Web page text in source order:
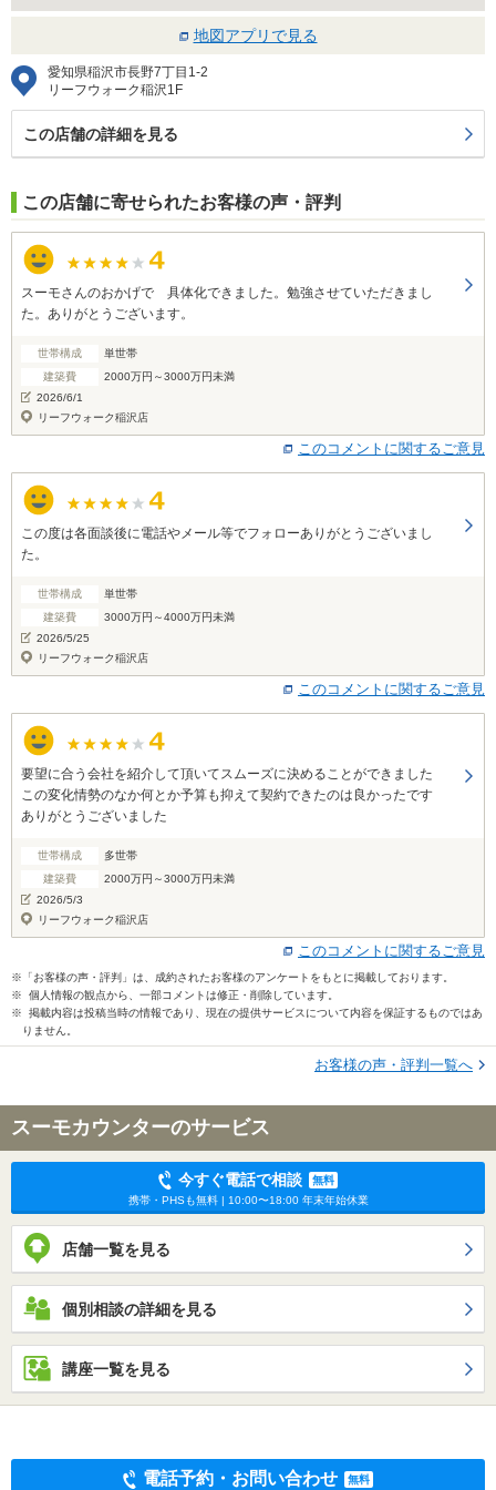
地図アプリで見る
愛知県稲沢市長野7丁目1-2
リーフウォーク稲沢1F
この店舗の詳細を見る
この店舗に寄せられたお客様の声・評判
スーモさんのおかげで 具体化できました。勉強させていただきまし
た。ありがとうございます。
世帯構成
単世帯
建築費
2000万円～3000万円未満
2026/6/1
リーフウォーク稲沢店
このコメントに関するご意見
この度は各面談後に電話やメール等でフォローありがとうございまし
た。
世帯構成
単世帯
建築費
3000万円～4000万円未満
2026/5/25
リーフウォーク稲沢店
このコメントに関するご意見
要望に合う会社を紹介して頂いてスムーズに決めることができました
この変化情勢のなか何とか予算も抑えて契約できたのは良かったです
ありがとうございました
世帯構成
多世帯
建築費
2000万円～3000万円未満
2026/5/3
リーフウォーク稲沢店
このコメントに関するご意見
※「お客様の声・評判」は、成約されたお客様のアンケートをもとに掲載しております。
※ 個人情報の観点から、一部コメントは修正・削除しています。
※ 掲載内容は投稿当時の情報であり、現在の提供サービスについて内容を保証するものではあ
りません。
お客様の声・評判一覧へ
スーモカウンターのサービス
今すぐ電話で相談
無料
携帯・PHSも無料 | 10:00〜18:00 年末年始休業
店舗一覧を見る
個別相談の詳細を見る
講座一覧を見る
電話予約・お問い合わせ 無料